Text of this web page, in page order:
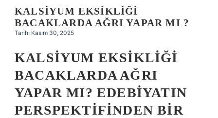
Hakkımızda
KALSIYUM EKSIKLIĞI
BACAKLARDA AĞRI YAPAR MI ?
Tarih: Kasım 30, 2025
KALSIYUM EKSIKLIĞI
BACAKLARDA AĞRI
YAPAR MI? EDEBIYATIN
PERSPEKTIFINDEN BIR